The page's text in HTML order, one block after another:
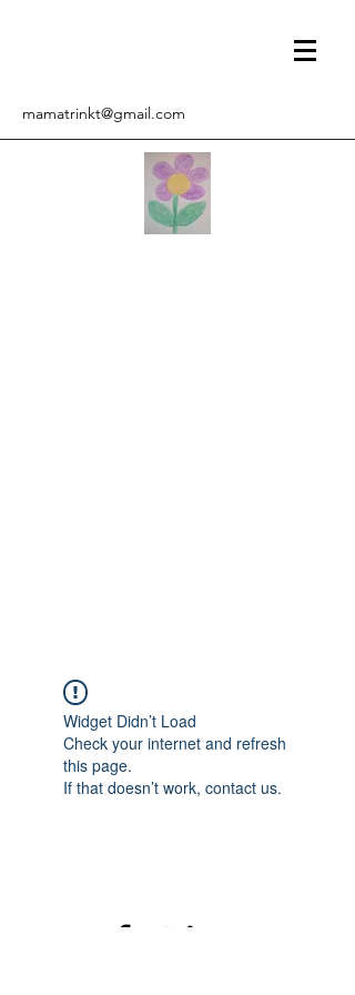
mamatrinkt@gmail.com
Widget Didn’t Load
Check your internet and refresh
this page.
If that doesn’t work, contact us.